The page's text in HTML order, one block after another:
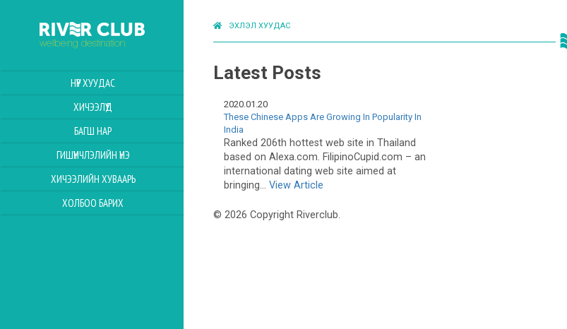
НҮҮР ХУУДАС
ХИЧЭЭЛҮҮД
БАГШ НАР
ГИШҮҮНЧЛЭЛИЙН ҮНЭ
ХИЧЭЭЛИЙН ХУВААРЬ
ХОЛБОО БАРИХ
ЭХЛЭЛ ХУУДАС
Latest Posts
2020.01.20
These Chinese Apps Are Growing In Popularity In
India
Ranked 206th hottest web site in Thailand
based on Alexa.com. FilipinoCupid.com – an
international dating web site aimed at
bringing... View Article
© 2026 Copyright Riverclub.